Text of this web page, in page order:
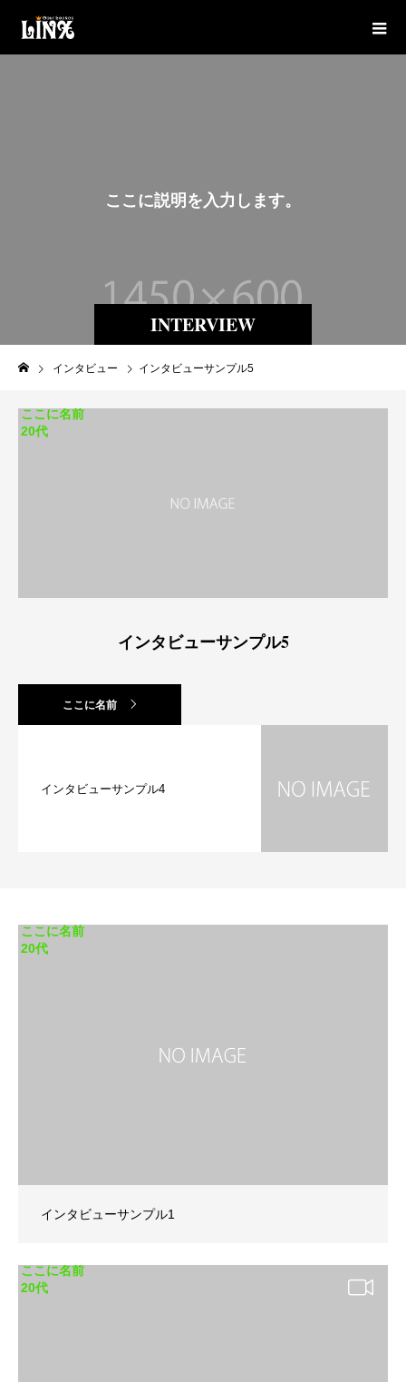
INTERVIEW
ここに説明を入力 します。
インタビュー インタビューサンプル5
ここに名前
20代
インタビューサンプル5
ここに名前
インタビューサンプル4
ここに名前
20代
インタビューサンプル1
ここに名前
20代